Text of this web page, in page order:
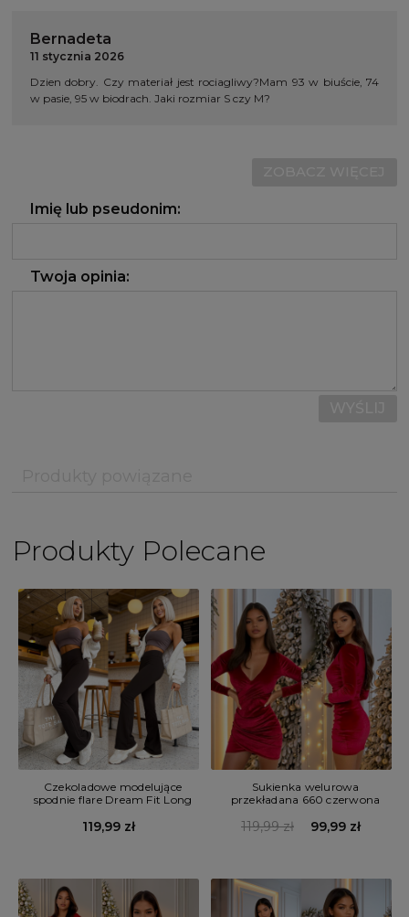
Bernadeta
11 stycznia 2026
Dzien dobry. Czy materiał jest rociagliwy?Mam 93 w biuście, 74
w pasie, 95 w biodrach. Jaki rozmiar S czy M?
Imię lub pseudonim:
Twoja opinia:
Produkty Polecane
Czekoladowe modelujące
spodnie flare Dream Fit Long
119,99 zł
Sukienka welurowa
przekładana 660 czerwona
119,99 zł 99,99 zł